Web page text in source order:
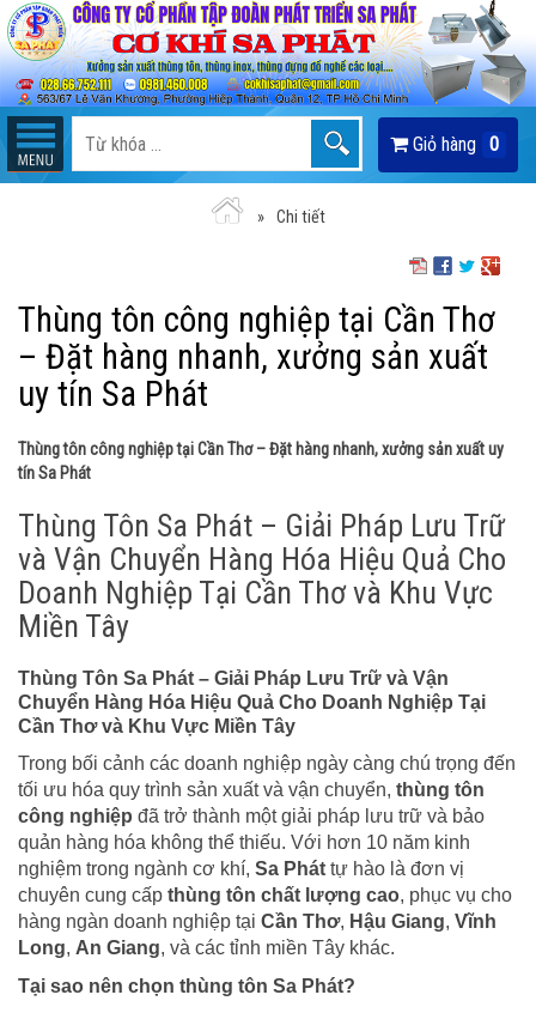
Giỏ hàng 0
Chi tiết
Thùng tôn công nghiệp tại Cần Thơ
– Đặt hàng nhanh, xưởng sản xuất
uy tín Sa Phát
Thùng tôn công nghiệp tại Cần Thơ – Đặt hàng nhanh, xưởng sản xuất uy
tín Sa Phát
Thùng Tôn Sa Phát – Giải Pháp Lưu Trữ
và Vận Chuyển Hàng Hóa Hiệu Quả Cho
Doanh Nghiệp Tại Cần Thơ và Khu Vực
Miền Tây
Thùng Tôn Sa Phát – Giải Pháp Lưu Trữ và Vận
Chuyển Hàng Hóa Hiệu Quả Cho Doanh Nghiệp Tại
Cần Thơ và Khu Vực Miền Tây
Trong bối cảnh các doanh nghiệp ngày càng chú trọng đến
tối ưu hóa quy trình sản xuất và vận chuyển, thùng tôn
công nghiệp đã trở thành một giải pháp lưu trữ và bảo
quản hàng hóa không thể thiếu. Với hơn 10 năm kinh
nghiệm trong ngành cơ khí, Sa Phát tự hào là đơn vị
chuyên cung cấp thùng tôn chất lượng cao, phục vụ cho
hàng ngàn doanh nghiệp tại Cần Thơ, Hậu Giang, Vĩnh
Long, An Giang, và các tỉnh miền Tây khác.
Tại sao nên chọn thùng tôn Sa Phát?